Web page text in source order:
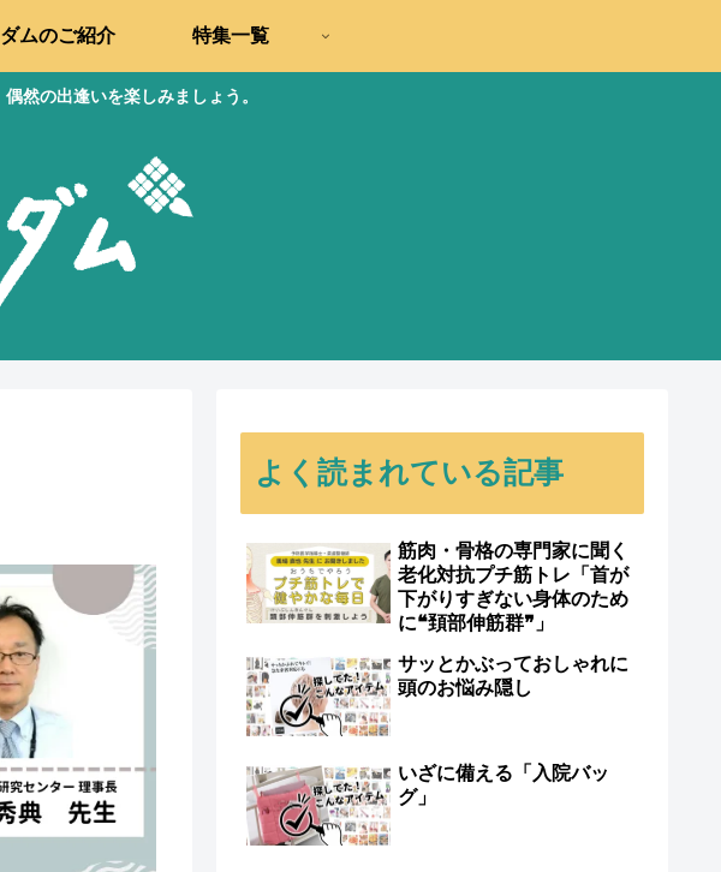
然の出逢いを楽しみましょう。
ムのご紹介 特集一覧
よく読まれている記事
筋肉・骨格の専門家に聞く
老化対抗プチ筋トレ「首が
下がりすぎない身体のため
に❝頚部伸筋群❞」
サッとかぶっておしゃれに
頭のお悩み隠し
いざに備える「入院バッ
グ」